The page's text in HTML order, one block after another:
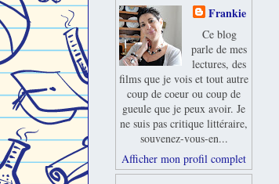
Frankie
Ce blog
parle de mes
lectures, des
films que je vois et tout autre
coup de coeur ou coup de
gueule que je peux avoir. Je
ne suis pas critique littéraire,
souvenez-vous-en...
Afficher mon profil complet